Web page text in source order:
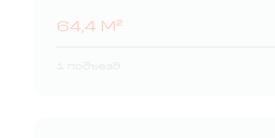
64,4 М²
1 подъезд